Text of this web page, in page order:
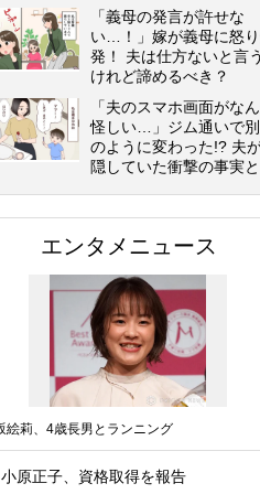
「義母の発言が許せな
い…！」嫁が義母に怒
発！ 夫は仕方ないと言う
けれど諦めるべき？
「夫のスマホ画面がな
怪しい…」ジム通いで別
のように変わった!? 夫
隠していた衝撃の事実
エンタメニュース
絵莉、4歳長男とランニング
小原正子、資格取得を報告